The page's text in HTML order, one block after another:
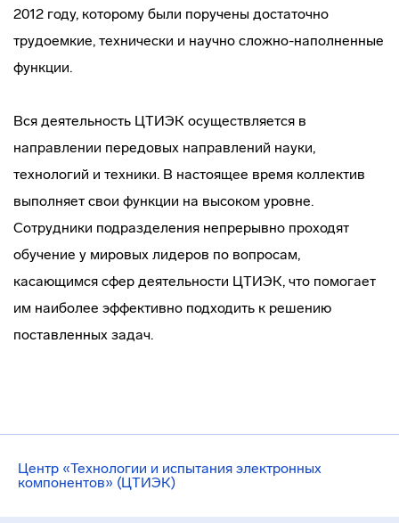
Центр «Технологии и испытания электронных
компонентов» (ЦТИЭК)
2012 году, которому были поручены достаточно
трудоемкие, технически и научно сложно-наполненные
функции.
Вся деятельность ЦТИЭК осуществляется в
направлении передовых направлений науки,
технологий и техники. В настоящее время коллектив
выполняет свои функции на высоком уровне.
Сотрудники подразделения непрерывно проходят
обучение у мировых лидеров по вопросам,
касающимся сфер деятельности ЦТИЭК, что помогает
им наиболее эффективно подходить к решению
поставленных задач.